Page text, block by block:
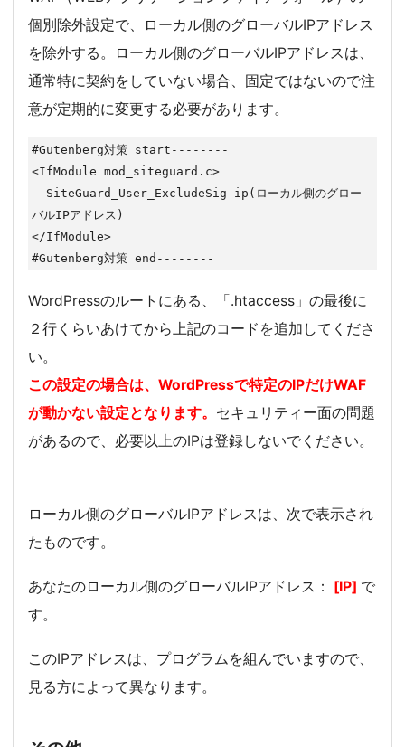
個別除外設定で、ローカル側のグローバルIPアドレス
を除外する。ローカル側のグローバルIPアドレスは、
通常特に契約をしていない場合、固定ではないので注
意が定期的に変更する必要があります。
#Gutenberg対策 start--------
<IfModule mod_siteguard.c>
バルIPアドレス)
</IfModule>
#Gutenberg対策 end--------
WordPressのルートにある、「.htaccess」の最後に
２行くらいあけてから上記のコードを追加してくださ
い。
この設定の場合は、WordPressで特定のIPだけWAF
が動かない設定となります。 セキュリティー面の問題
があるので、必要以上のIPは登録しないでください。
ローカル側のグローバルIPアドレスは、次で表示され
たものです。
あなたのローカル側のグローバルIPアドレス： [IP] で
す。
このIPアドレスは、プログラムを組んでいますので、
見る方によって異なります。